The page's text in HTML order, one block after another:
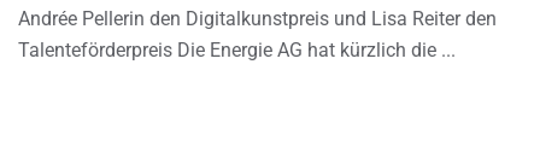
Andrée Pellerin den Digitalkunstpreis und Lisa Reiter den
Talenteförderpreis Die Energie AG hat kürzlich die